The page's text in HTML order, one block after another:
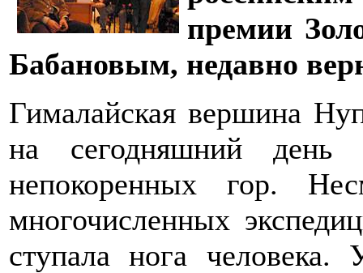
премии
Бабановым, недавно
Гималайская вершина
на сегодняшний день
непокоренных гор.
многочисленных
ступала нога